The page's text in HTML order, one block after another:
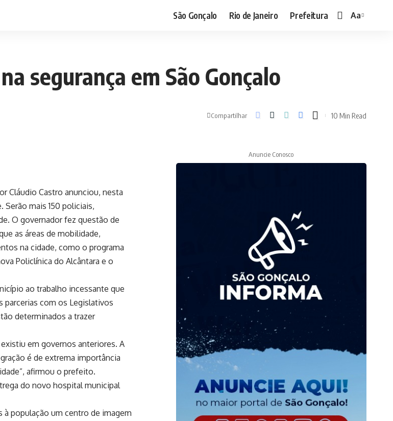
São Gonçalo Rio de Janeiro Prefeitura
Font
Aa
segurança em São Gonçalo
Compartilhar 10 Min Read
Cláudio Castro anunciou, nesta
mais 150 policiais,
O governador fez questão de
as áreas de mobilidade,
na cidade, como o programa
Policlínica do Alcântara e o
ao trabalho incessante que
parcerias com os Legislativos
determinados a trazer
em governos anteriores. A
é de extrema importância
afirmou o prefeito.
do novo hospital municipal
à população um centro de imagem
Anuncie Conosco